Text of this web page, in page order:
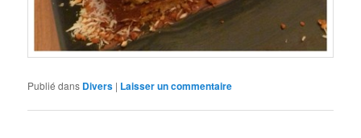
Publié dans Divers | Laisser un commentaire